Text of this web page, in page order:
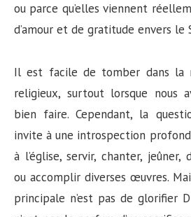
ou parce qu’elles viennent
d’amour et de gratitude envers le
Il est facile de tomber dans la
religieux, surtout lorsque nous
bien faire. Cependant, la
invite à une introspection
à l’église, servir, chanter, jeûner,
ou accomplir diverses œuvres.
principale n’est pas de glorifier